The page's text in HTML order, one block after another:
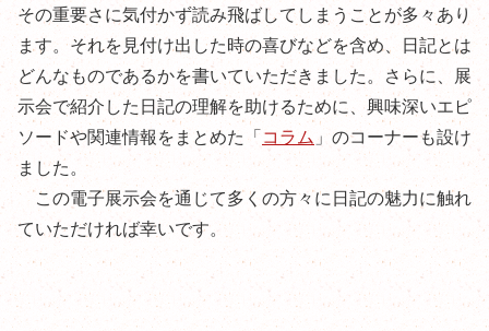
その重要さに気付かず読み飛ばしてしまうことが多々あり
ます。それを見付け出した時の喜びなどを含め、日記とは
どんなものであるかを書いていただきました。さらに、展
示会で紹介した日記の理解を助けるために、興味深いエピ
ソードや関連情報をまとめた「 コラム 」のコーナーも設け
ました。
この電子展示会を通じて多くの方々に日記の魅力に触れ
ていただければ幸いです。